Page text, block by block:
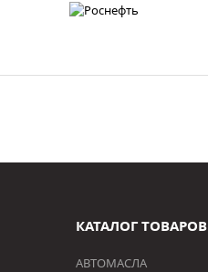
КАТАЛОГ ТОВАРОВ
АВТОМАСЛА